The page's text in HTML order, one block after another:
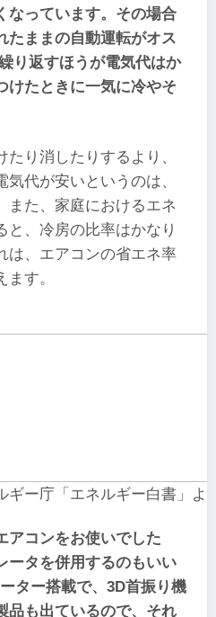
なっています。その場合
たままの自動運転がオス
り返すほうが電気代はか
けたときに一気に冷やそ
り消したりするより、
代が安いというのは、
また、家庭におけるエネ
と、冷房の比率はかなり
は、エアコンの省エネ率
す。
ギー庁「エネルギー白書」よ
アコンをお使いでした
ータを併用するのもいい
ター搭載で、3D首振り機
品も出ているので、それ